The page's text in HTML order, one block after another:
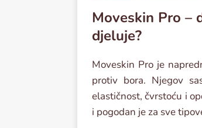
Moveskin Pro –
djeluje?
Moveskin Pro je
protiv bora. Njegov
elastičnost, čvrstoću i
i pogodan je za sve